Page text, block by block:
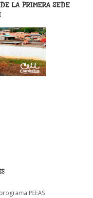
LA PRIMERA SEDE
PEEAS